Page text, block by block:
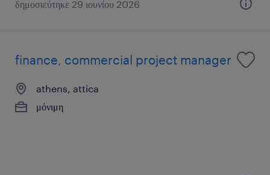
δημοσιεύτηκε 29 ιουνίου 2026
finance, commercial project manager
athens, attica
μόνιμη